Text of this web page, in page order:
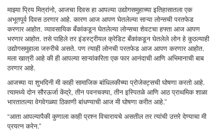
माझ्या प्रिय मित्रांनो, आजचा दिवस हा आपल्या उद्योगसमुहाच्या इतिहासातला एक
अभूतपूर्व दिवस ठरणार आहे. कारण आज आपण घेतलेल्या साऱ्या लोन्सची परतफेड
करणार आहोत. व्यावसायिक बँकांकडून घेतलेल्या लोन्सचा शेवटचा हफ्ता आज आपण
भरणार आहोत. तसे पाहिले तर इंडस्ट्रीयल क्रेडिट बँकांकडून घेतलेले लोन हे कुठल्याही
उद्योगसमुहाला जरुरीचे असते. पण त्याही लोनची परतफेड आज आपण करणार आहोत.
मला खात्री आहे की ही आपल्या साऱ्यांकरिता एक फार आनंदाची आणि अभिमानाची बाब
ठरणार आहे.
आजच्या या शुभदिनी मी काही सामाजिक बांधिलकीच्या प्रोजेक्ट्सची घोषणा करतो आहे.
त्यामध्ये दोन सौरऊर्जा केंद्रे, तीन पवनचक्या, तीन इस्पितळे आणि आठ प्राथमिक शाळा
भारतातल्या वेगवेगळ्या ठिकाणी बांधण्याची आज मी घोषणा करीत आहे.”
“आता आपल्यापैकी कुणाला काही प्रश्न विचारायचे असतील तर त्यांची उत्तरे देण्याचा मी
प्रयत्न करेन.”